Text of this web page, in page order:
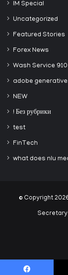
IM Special
Uncategorized
Featured Stories
Forex News
Wash Service 910
adobe generative
NEW
! Без рубрики
test
FinTech
what does nlu
© Copyright
Secretary